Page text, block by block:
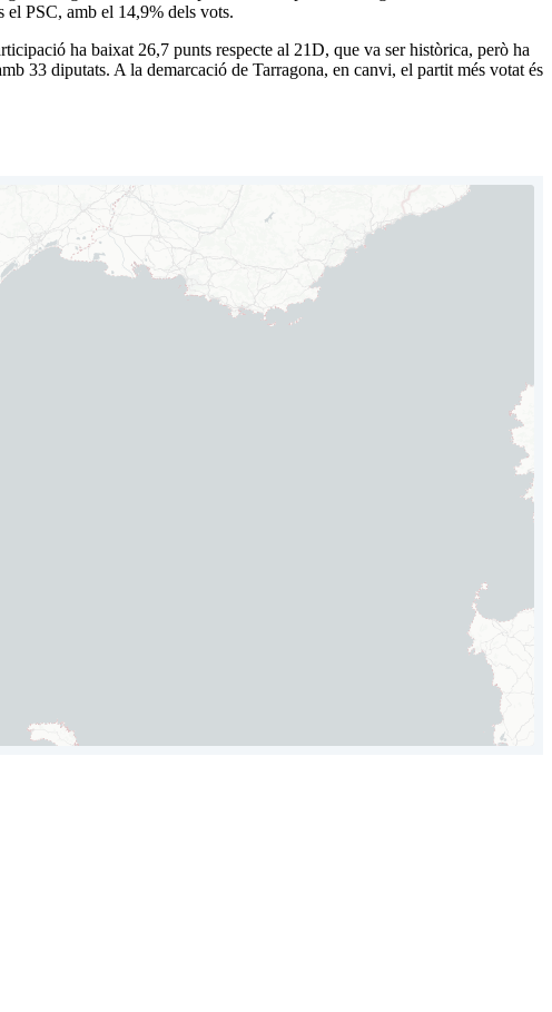
el PSC, amb el 14,9% dels vots.
ha baixat 26,7 punts respecte al 21D, que va ser històrica, però ha
33 diputats. A la demarcació de Tarragona, en canvi, el partit més votat és